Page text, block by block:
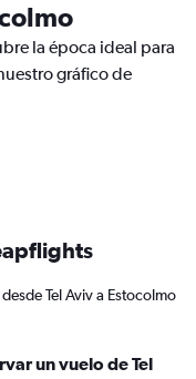
la época ideal para
gráfico de
Tel Aviv a Estocolmo
un vuelo de Tel